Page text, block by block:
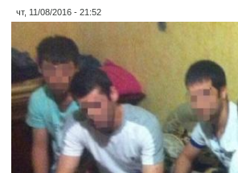
чт, 11/08/2016 - 21:52